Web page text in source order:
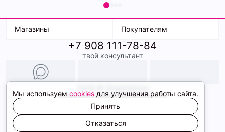
Магазины
ТК Терминал
ТРК Континент
Покупателям
Доставка
Условия оплаты
Образы
+7 908 111-78-84
твой консультант
Политика конфиденциальности
Соглашение cookie
Сайт создали
Мы используем cookies для улучшения работы сайта.
Принять
Отказаться